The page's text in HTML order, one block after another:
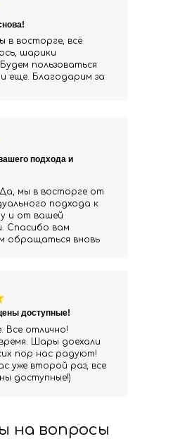
мы в восторге от
подхода к
и от вашей
Спасибо вам
обращаться вновь
подхода и
Все отлично!
Шары доехали
пор нас радуют!
уже второй раз, все
доступные!)
доступные!
в восторге, всё
шарики
пользоваться
еще. Благодарим за
на вопросы